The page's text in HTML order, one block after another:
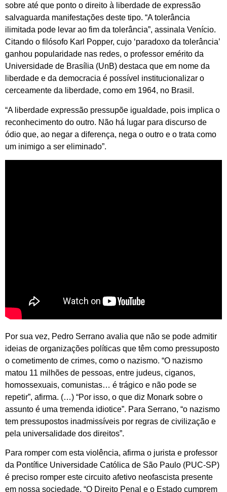
sobre até que ponto o direito à liberdade de expressão
salvaguarda manifestações deste tipo. “A tolerância
ilimitada pode levar ao fim da tolerância”, assinala Venício.
Citando o filósofo Karl Popper, cujo ‘paradoxo da tolerância’
ganhou popularidade nas redes, o professor emérito da
Universidade de Brasília (UnB) destaca que em nome da
liberdade e da democracia é possível institucionalizar o
cerceamente da liberdade, como em 1964, no Brasil.
“A liberdade expressão pressupõe igualdade, pois implica o
reconhecimento do outro. Não há lugar para discurso de
ódio que, ao negar a diferença, nega o outro e o trata como
um inimigo a ser eliminado”.
Por sua vez, Pedro Serrano avalia que não se pode admitir
ideias de organizações políticas que têm como pressuposto
o cometimento de crimes, como o nazismo. “O nazismo
matou 11 milhões de pessoas, entre judeus, ciganos,
homossexuais, comunistas… é trágico e não pode se
repetir”, afirma. (…) “Por isso, o que diz Monark sobre o
assunto é uma tremenda idiotice”. Para Serrano, “o nazismo
tem pressupostos inadmissíveis por regras de civilização e
pela universalidade dos direitos”.
Para romper com esta violência, afirma o jurista e professor
da Pontífice Universidade Católica de São Paulo (PUC-SP)
é preciso romper este circuito afetivo neofascista presente
em nossa sociedade. “O Direito Penal e o Estado cumprem